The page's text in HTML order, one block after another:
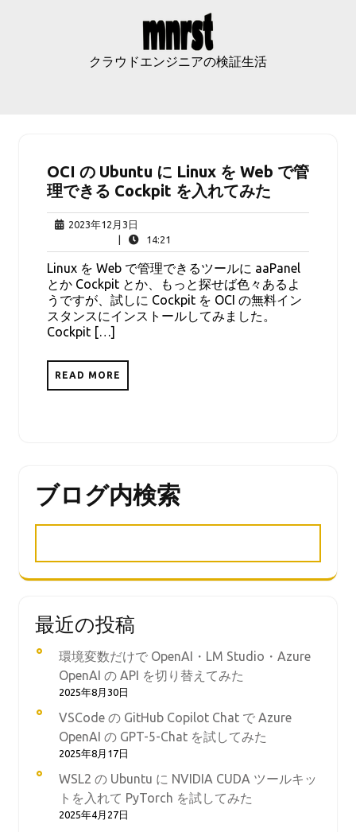
クラウドエンジニアの検証生活
OCI の Ubuntu に Linux を Web で管
理できる Cockpit を入れてみた
2023年12月3日
年
12
月
3
日
14:21
Linux を Web で管理できるツールに aaPanel
とか Cockpit とか、もっと探せば色々あるよ
うですが、試しに Cockpit を OCI の無料イン
スタンスにインストールしてみました。
Cockpit […]
READ MORE
ブログ内検索
最近の投稿
環境変数だけで OpenAI・LM Studio・Azure
OpenAI の API を切り替えてみた
2025年8月30日
VSCode の GitHub Copilot Chat で Azure
OpenAI の GPT-5-Chat を試してみた
2025年8月17日
WSL2 の Ubuntu に NVIDIA CUDA ツールキッ
トを入れて PyTorch を試してみた
2025年4月27日